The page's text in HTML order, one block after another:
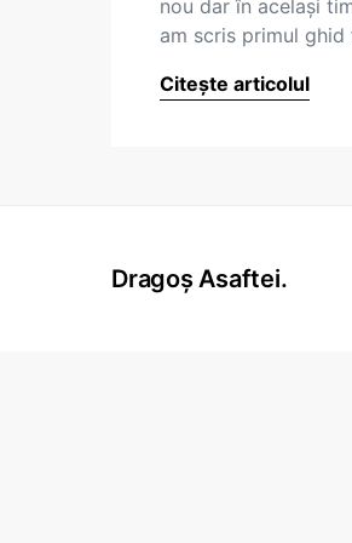
nou dar în acelaşi
am scris primul
Citește articolul
Dragoș Asaftei.